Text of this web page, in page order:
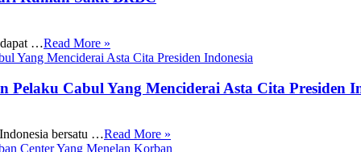
dapat …Read More »
Pelaku Cabul Yang Menciderai Asta Cita Presiden
bersatu …Read More »